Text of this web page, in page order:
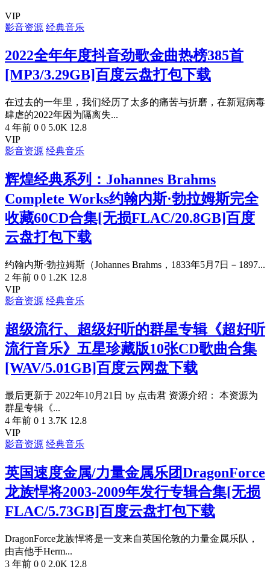
VIP
影音资源 经典音乐
2022全年年度抖音劲歌金曲热榜385首
[MP3/3.29GB]百度云盘打包下载
在过去的一年里，我们经历了太多的痛苦与折磨，在新冠病毒
肆虐的2022年因为隔离失...
4 年前 0 0 5.0K 12.8
VIP
影音资源 经典音乐
辉煌经典系列：Johannes Brahms
Complete Works约翰内斯·勃拉姆斯完全
收藏60CD合集[无损FLAC/20.8GB]百度
云盘打包下载
约翰内斯·勃拉姆斯（Johannes Brahms，1833年5月7日－1897...
2 年前 0 0 1.2K 12.8
VIP
影音资源 经典音乐
超级流行、超级好听的群星专辑《超好听
流行音乐》五星珍藏版10张CD歌曲合集
[WAV/5.01GB]百度云网盘下载
最后更新于 2022年10月21日 by 点击君 资源介绍： 本资源为
群星专辑《...
4 年前 0 1 3.7K 12.8
VIP
影音资源 经典音乐
英国速度金属/力量金属乐团DragonForce
龙族悍将2003-2009年发行专辑合集[无损
FLAC/5.73GB]百度云盘打包下载
DragonForce龙族悍将是一支来自英国伦敦的力量金属乐队，
由吉他手Herm...
3 年前 0 0 2.0K 12.8